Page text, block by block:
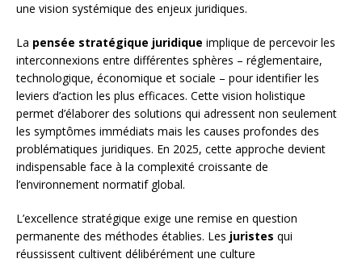
une vision systémique des enjeux juridiques.
La pensée stratégique juridique implique de percevoir les
interconnexions entre différentes sphères – réglementaire,
technologique, économique et sociale – pour identifier les
leviers d’action les plus efficaces. Cette vision holistique
permet d’élaborer des solutions qui adressent non seulement
les symptômes immédiats mais les causes profondes des
problématiques juridiques. En 2025, cette approche devient
indispensable face à la complexité croissante de
l’environnement normatif global.
L’excellence stratégique exige une remise en question
permanente des méthodes établies. Les juristes qui
réussissent cultivent délibérément une culture